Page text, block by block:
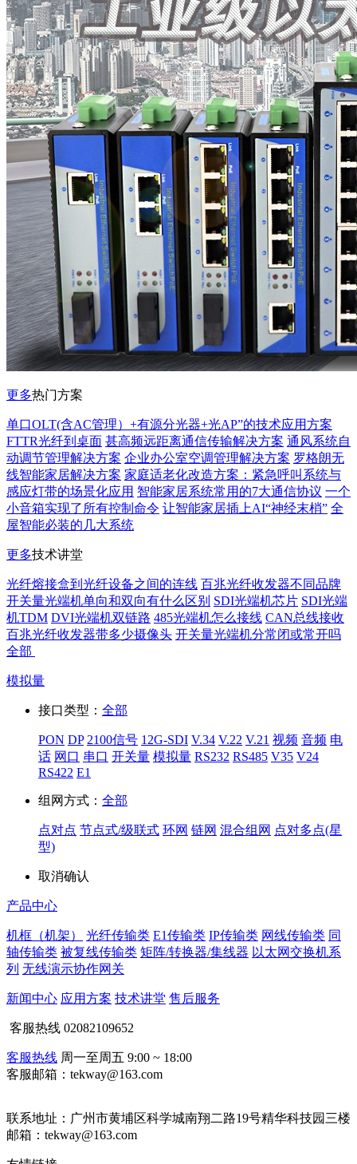
更多热门方案
单口OLT(含AC管理）+有源分光器+光AP”的技术应用方案
FTTR光纤到桌面 甚高频远距离通信传输解决方案 通风系统自
动调节管理解决方案 企业办公室空调管理解决方案 罗格朗无
线智能家居解决方案 家庭适老化改造方案：紧急呼叫系统与
感应灯带的场景化应用 智能家居系统常用的7大通信协议 一个
小音箱实现了所有控制命令 让智能家居插上AI“神经末梢” 全
屋智能必装的几大系统
更多技术讲堂
光纤熔接盒到光纤设备之间的连线 百兆光纤收发器不同品牌
开关量光端机单向和双向有什么区别 SDI光端机芯片 SDI光端
机TDM DVI光端机双链路 485光端机怎么接线 CAN总线接收
百兆光纤收发器带多少摄像头 开关量光端机分常闭或常开吗
全部
模拟量
接口类型： 全部
PON DP 2100信号 12G-SDI V.34 V.22 V.21 视频 音频 电
话 网口 串口 开关量 模拟量 RS232 RS485 V35 V24
RS422 E1
组网方式： 全部
点对点 节点式/级联式 环网 链网 混合组网 点对多点(星
型)
取消确认
产品中心
机框（机架） 光纤传输类 E1传输类 IP传输类 网线传输类 同
轴传输类 被复线传输类 矩阵/转换器/集线器 以太网交换机系
列 无线演示协作网关
新闻中心 应用方案 技术讲堂 售后服务
客服热线 02082109652
客服热线 周一至周五 9:00 ~ 18:00
客服邮箱：tekway@163.com
联系地址： 广州市黄埔区科学城南翔二路19号精华科技园三楼
邮箱：tekway@163.com